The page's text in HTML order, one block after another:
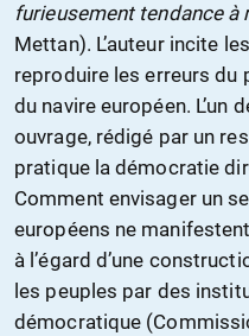
furieusement tendance à
Mettan). L’auteur incite
reproduire les erreurs du
du navire européen. L’un
ouvrage, rédigé par un
pratique la démocratie
Comment envisager un
européens ne
à l’égard d’une
les peuples par des
démocratique